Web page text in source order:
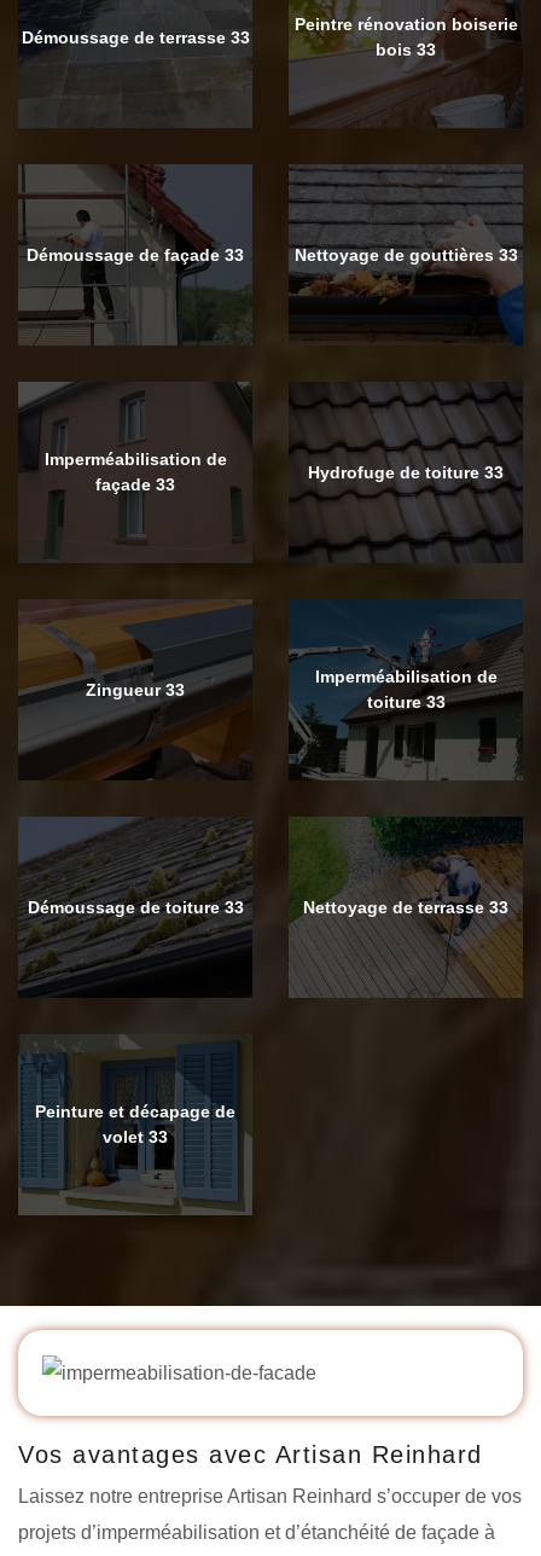
Démoussage de terrasse 33
Peintre rénovation boiserie
bois 33
Démoussage de façade 33 Nettoyage de gouttières 33
Imperméabilisation de
façade 33
Hydrofuge de toiture 33
Zingueur 33
Imperméabilisation de
toiture 33
Démoussage de toiture 33 Nettoyage de terrasse 33
Peinture et décapage de
volet 33
Vos avantages avec Artisan Reinhard
Laissez notre entreprise Artisan Reinhard s’occuper de vos
projets d’imperméabilisation et d’étanchéité de façade à